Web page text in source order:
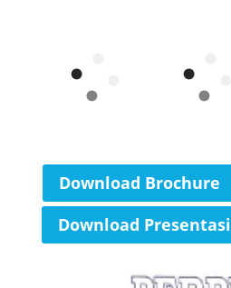
Download Brochure
Download Presentasi